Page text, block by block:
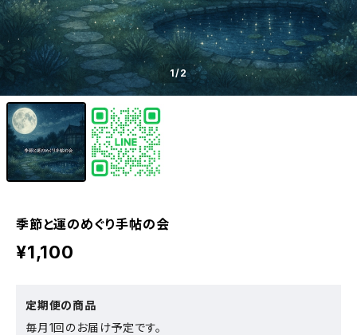
1/2
季節と運のめぐり手帖の会
¥1,100
定期便の商品
毎月1回のお届け予定です。